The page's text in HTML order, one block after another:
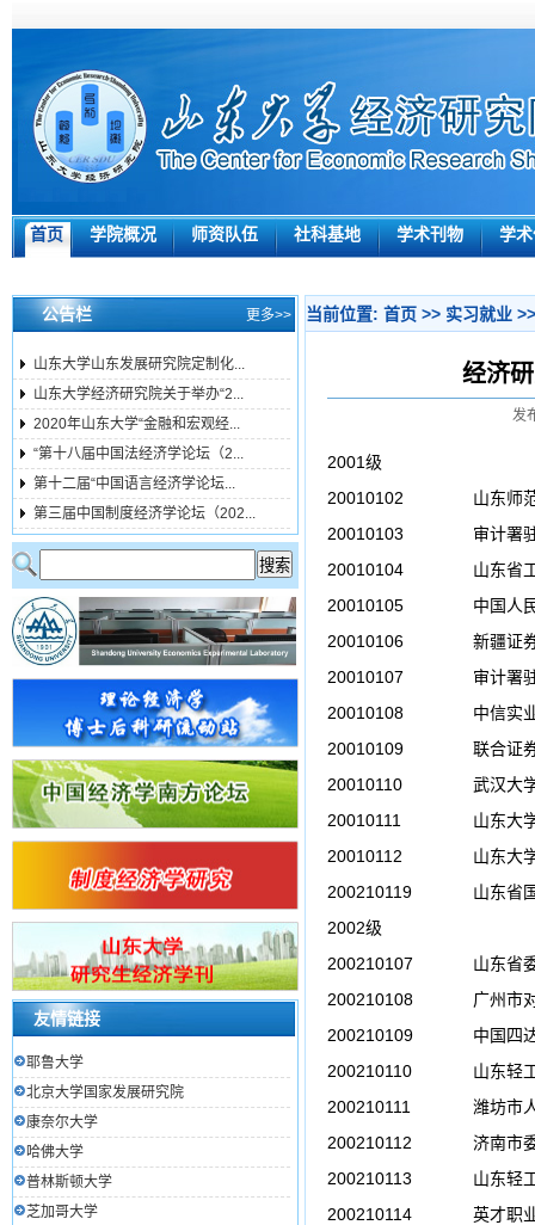
首页 学院概况 师资队伍 社科基地 学术刊物 学
公告栏 更多>>
山东大学山东发展研究院定制化...
山东大学经济研究院关于举办“2...
2020年山东大学“金融和宏观经...
“第十八届中国法经济学论坛（2...
第十二届“中国语言经济学论坛...
第三届中国制度经济学论坛（202...
友情链接
耶鲁大学
北京大学国家发展研究院
康奈尔大学
哈佛大学
普林斯顿大学
芝加哥大学
当前位置: 首页 >> 实习就业
经济
发
2001级
20010102
山东师
20010103
审计署
20010104
山东省
20010105
中国人
20010106
新疆证
20010107
审计署
20010108
中信实
20010109
联合证
20010110
武汉大
20010111
山东大
20010112
山东大
200210119
山东省
2002级
200210107
山东省
200210108
广州市
200210109
中国四
200210110
山东轻
200210111
潍坊市
200210112
济南市
200210113
山东轻
200210114
英才职